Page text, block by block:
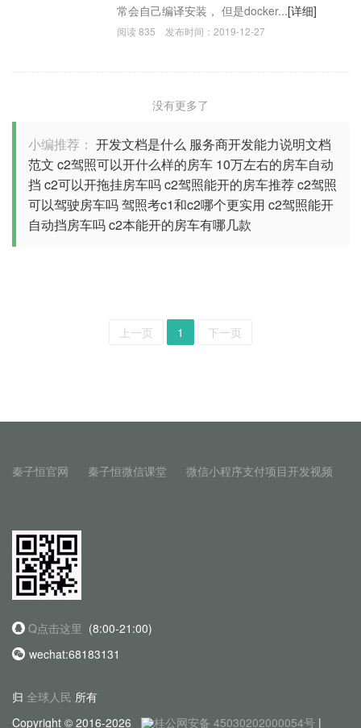
常会自己编译安装， 但是docker...[详细]
阅读835 发布时间：2019-12-27
没有更多了
小编推荐： 开发文档是什么 服务商开发能力说明文档
范文 c2驾照可以开什么样的房车 10万左右的房车自动
挡 c2可以开拖挂房车吗c2驾照能开的房车推荐c2驾照
可以驾驶房车吗驾照考c1和c2哪个更实用 c2驾照能开
自动挡房车吗c2本能开的房车有哪几款
上一页 1 下一页
秦子恒官网 秦子恒微信课堂 微信小程序支付项目开发视频
Q点击这里 (8:00-21:00)
wechat:68183131
归 全球人民 所有
Copyright © 2016-2026
桂公网安备 45030202000054号 |